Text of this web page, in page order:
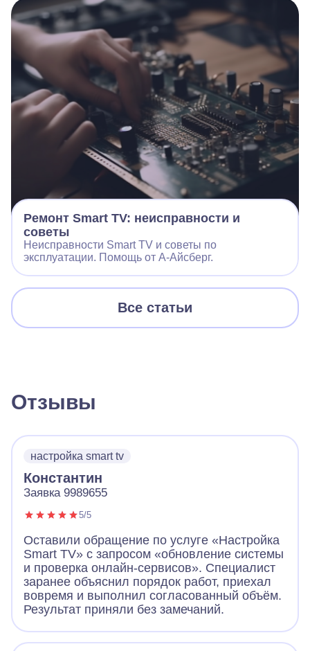
Ремонт Smart TV: неисправности и
советы
Неисправности Smart TV и советы по
эксплуатации. Помощь от А-Айсберг.
Все статьи
Отзывы
настройка smart tv
Константин
Заявка 9989655
5/5
Оставили обращение по услуге «Настройка
Smart TV» с запросом «обновление системы
и проверка онлайн-сервисов». Специалист
заранее объяснил порядок работ, приехал
вовремя и выполнил согласованный объём.
Результат приняли без замечаний.